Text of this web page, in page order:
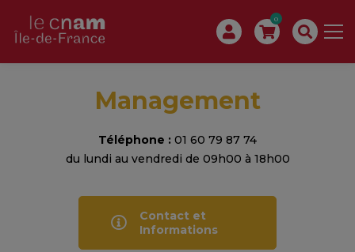
0
Management
Téléphone : 01 60 79 87 74
du lundi au vendredi de 09h00 à 18h00
Contact et
Informations